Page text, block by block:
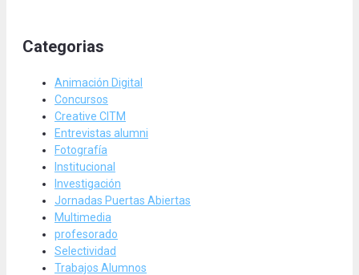
Categorias
Animación Digital
Concursos
Creative CITM
Entrevistas alumni
Fotografía
Institucional
Investigación
Jornadas Puertas Abiertas
Multimedia
profesorado
Selectividad
Trabajos Alumnos